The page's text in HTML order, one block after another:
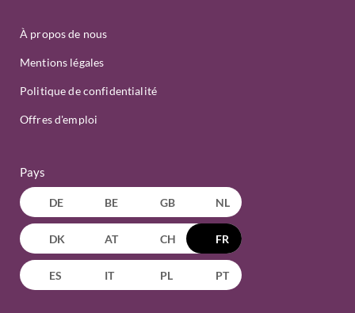
À propos de nous
Mentions légales
Politique de confidentialité
Offres d'emploi
Pays
DE BE GB NL
DK AT CH FR
ES IT PL PT